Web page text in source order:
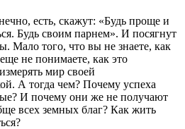
есть, скажут: «Будь проще и
Будь своим парнем». И посягнут
Мало того, что вы не знаете, как
не понимаете, как это
мир своей
А тогда чем? Почему успеха
И почему они же не получают
всех земных благ? Как жить